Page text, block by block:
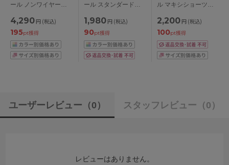
ール ノンワイヤーブ
S/M/L/LL
4,290 円 (税込)
195pt獲得
ール スタンダードシ
M/L
1,980 円 (税込)
90pt獲得
ル マキシショーツ
2,200 円 (税込)
100pt獲得
ユーザーレビュー （0） スタッフレビュー （0）
レビューはありません。